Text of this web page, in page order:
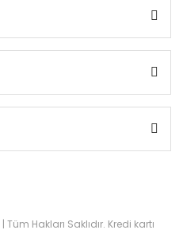
Hakları Saklıdır. Kredi kartı